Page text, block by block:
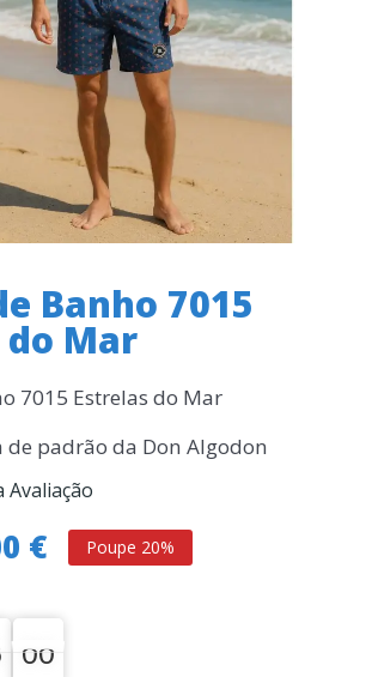
Banho 7015
do Mar
7015 Estrelas do Mar
de padrão da Don Algodon
Avaliação
€ Poupe 20%
59
59
00